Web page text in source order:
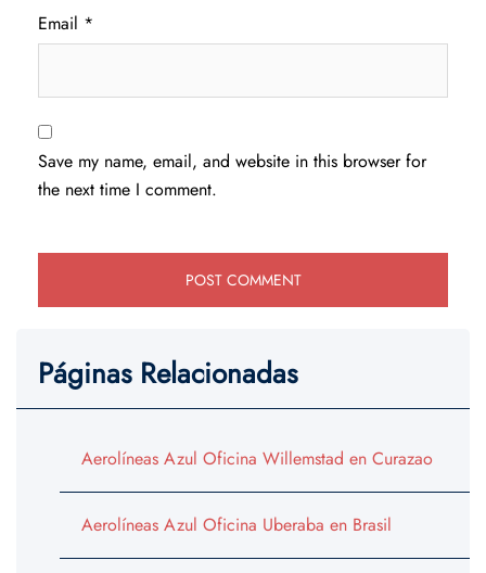
Email *
Save my name, email, and website in this browser for
the next time I comment.
Páginas Relacionadas
Aerolíneas Azul Oficina Willemstad en Curazao
Aerolíneas Azul Oficina Uberaba en Brasil